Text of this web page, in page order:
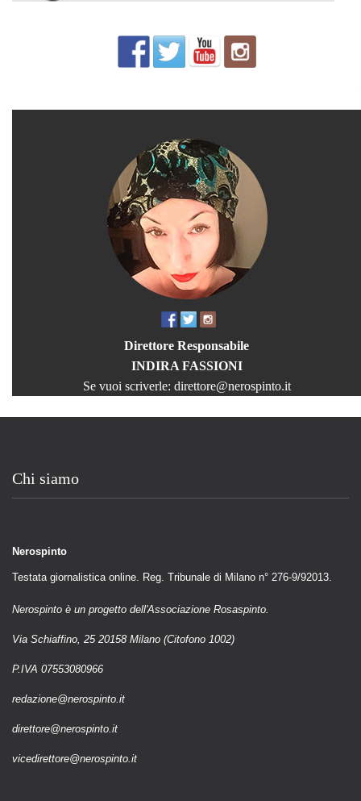
Direttore Responsabile
INDIRA FASSIONI
Se vuoi scriverle: direttore@nerospinto.it
Chi siamo
Nerospinto
Testata giornalistica online. Reg. Tribunale di Milano n° 276-9/92013.
Nerospinto è un progetto dell'Associazione Rosaspinto.
Via Schiaffino, 25 20158 Milano (Citofono 1002)
P.IVA 07553080966
redazione@nerospinto.it
direttore@nerospinto.it
vicedirettore@nerospinto.it